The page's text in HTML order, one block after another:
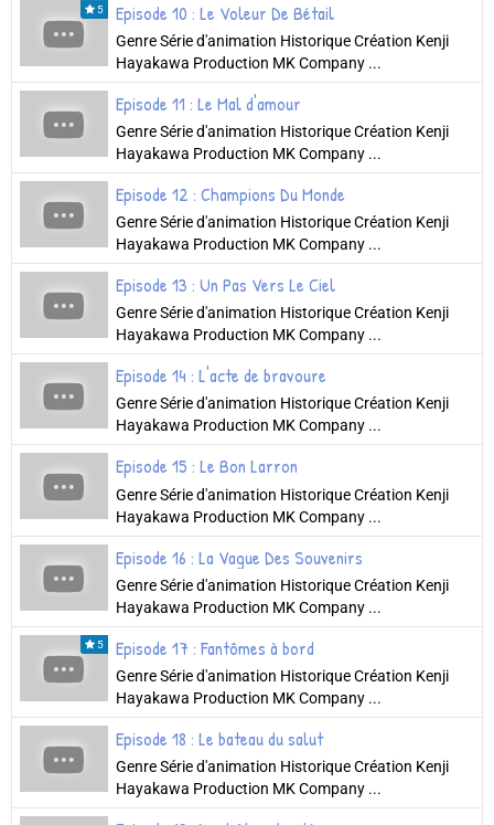
5 Episode 10 : Le Voleur De Bétail
Genre Série d'animation Historique Création Kenji
Hayakawa Production MK Company ...
Episode 11 : Le Mal d'amour
Genre Série d'animation Historique Création Kenji
Hayakawa Production MK Company ...
Episode 12 : Champions Du Monde
Genre Série d'animation Historique Création Kenji
Hayakawa Production MK Company ...
Episode 13 : Un Pas Vers Le Ciel
Genre Série d'animation Historique Création Kenji
Hayakawa Production MK Company ...
Episode 14 : L'acte de bravoure
Genre Série d'animation Historique Création Kenji
Hayakawa Production MK Company ...
Episode 15 : Le Bon Larron
Genre Série d'animation Historique Création Kenji
Hayakawa Production MK Company ...
Episode 16 : La Vague Des Souvenirs
Genre Série d'animation Historique Création Kenji
Hayakawa Production MK Company ...
5 Episode 17 : Fantômes à bord
Genre Série d'animation Historique Création Kenji
Hayakawa Production MK Company ...
Episode 18 : Le bateau du salut
Genre Série d'animation Historique Création Kenji
Hayakawa Production MK Company ...